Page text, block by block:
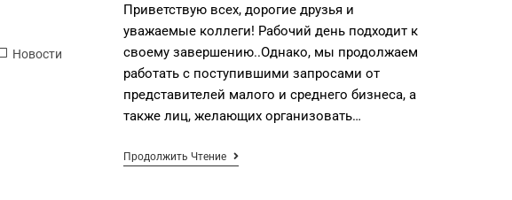
Приветствую всех, дорогие друзья и
уважаемые коллеги! Рабочий день подходит к
своему завершению..Однако, мы продолжаем
работать с поступившими запросами от
представителей малого и среднего бизнеса, а
также лиц, желающих организовать…
Продолжить Чтение
Новости